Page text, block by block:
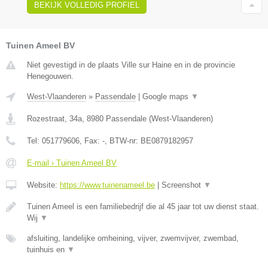
BEKIJK VOLLEDIG PROFIEL
Tuinen Ameel BV
Niet gevestigd in de plaats Ville sur Haine en in de provincie
Henegouwen.
West-Vlaanderen » Passendale Google maps ▼
Rozestraat, 34a, 8980 Passendale (West-Vlaanderen)
Tel: 051779606, Fax: -, BTW-nr: BE0879182957
E-mail › Tuinen Ameel BV
Website: https://www.tuinenameel.be Screenshot ▼
Tuinen Ameel is een familiebedrijf die al 45 jaar tot uw dienst staat.
Wij ▼
afsluiting, landelijke omheining, vijver, zwemvijver, zwembad,
tuinhuis en ▼